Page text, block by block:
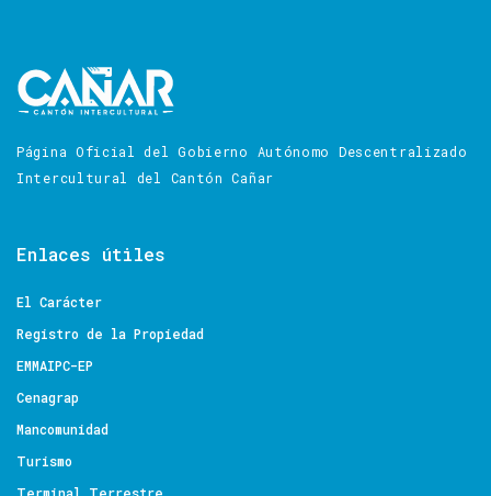
Página Oficial del Gobierno Autónomo Descentralizado
Intercultural del Cantón Cañar
Enlaces útiles
El Carácter
Registro de la Propiedad
EMMAIPC-EP
Cenagrap
Mancomunidad
Turismo